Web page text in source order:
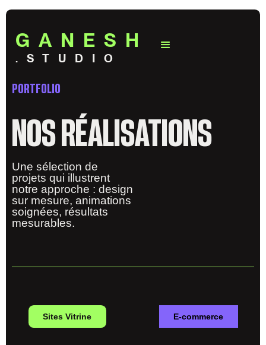
GANESH
.STUDIO
PORTFOLIO
NOS RÉALISATIONS
Une sélection de
projets qui illustrent
notre approche : design
sur mesure, animations
soignées, résultats
mesurables.
Sites Vitrine E-commerce